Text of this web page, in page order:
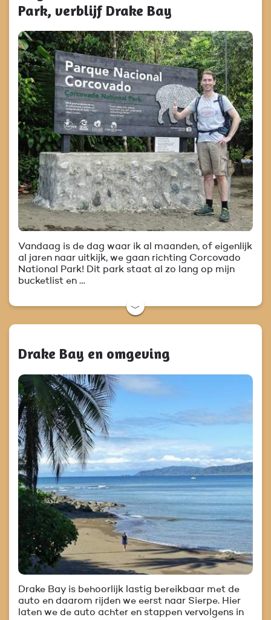
Park, verblijf Drake Bay
Vandaag is de dag waar ik al maanden, of eigenlijk
al jaren naar uitkijk, we gaan richting Corcovado
National Park! Dit park staat al zo lang op mijn
bucketlist en …
﹀
Drake Bay en omgeving
Drake Bay is behoorlijk lastig bereikbaar met de
auto en daarom rijden we eerst naar Sierpe. Hier
laten we de auto achter en stappen vervolgens in